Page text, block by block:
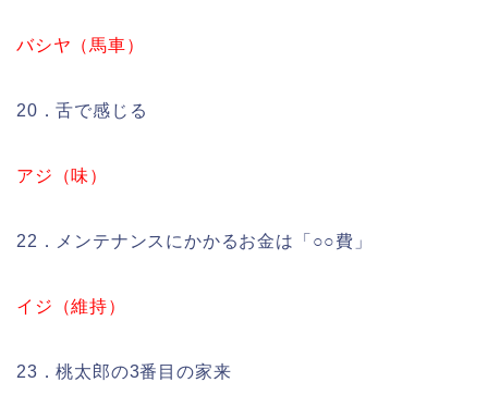
バシヤ（馬車）
20．舌で感じる
アジ（味）
22．メンテナンスにかかるお金は「○○費」
イジ（維持）
23．桃太郎の3番目の家来